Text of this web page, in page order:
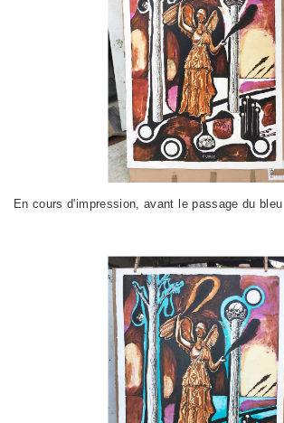
En cours d'impression, avant le passage du bleu